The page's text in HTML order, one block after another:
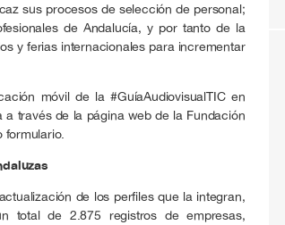
sus procesos de selección de personal;
de Andalucía, y por tanto de la
y ferias internacionales para incrementar
móvil de la #GuíaAudiovisualTIC en
través de la página web de la Fundación
de los perfiles que la integran,
total de 2.875 registros de empresas,